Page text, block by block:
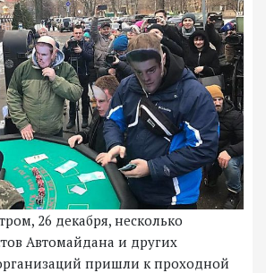
26 декабря, несколько
Автомайдана и других
пришли к проходной